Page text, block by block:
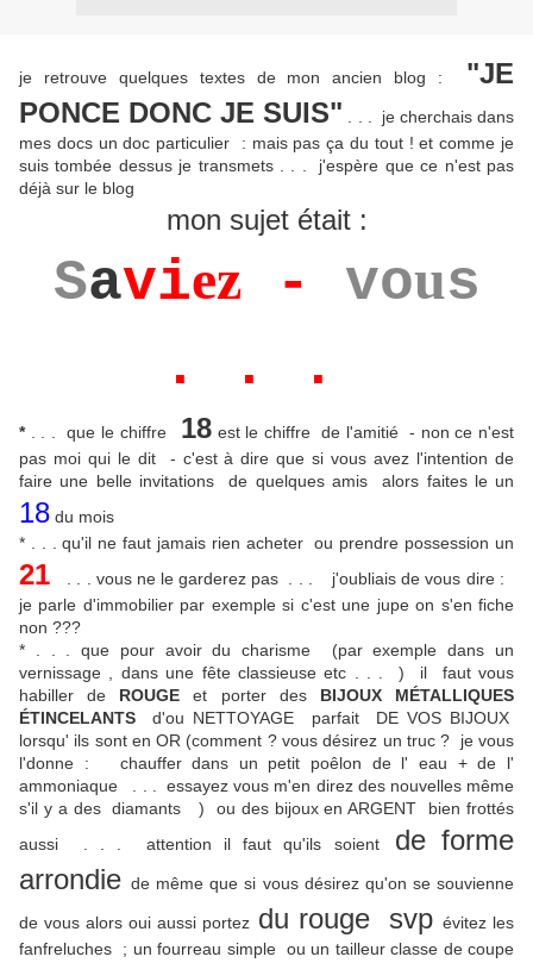
je retrouve quelques textes de mon ancien blog : "JE
PONCE DONC JE SUIS" . . . je cherchais dans
mes docs un doc particulier : mais pas ça du tout ! et comme je
suis tombée dessus je transmets . . . j'espère que ce n'est pas
déjà sur le blog
mon sujet était :
Saviez- vous
. . .
* . . . que le chiffre 18est le chiffre de l'amitié - non ce n'est
pas moi qui le dit - c'est à dire que si vous avez l'intention de
faire une belle invitations de quelques amis alors faites le un
18 du mois
* . . . qu'il ne faut jamais rien acheter ou prendre possession un
21
. . . vous ne le garderez pas . . . j'oubliais de vous dire :
je parle d'immobilier par exemple si c'est une jupe on s'en fiche
non ???
* . . . que pour avoir du charisme (par exemple dans un
vernissage , dans une fête classieuse etc . . . ) il faut vous
habiller de ROUGE et porter des BIJOUX MÉTALLIQUES
ÉTINCELANTS
d'ou NETTOYAGE parfait DE VOS BIJOUX
lorsqu' ils sont en OR (comment ? vous désirez un truc ? je vous
l'donne : chauffer dans un petit poêlon de l' eau + de l'
ammoniaque . . . essayez vous m'en direz des nouvelles même
s'il y a des diamants ) ou des bijoux en ARGENT bien frottés
aussi . . . attention il faut qu'ils soientde forme
arrondiede même que si vous désirez qu'on se souvienne
de vous alors oui aussi portezdu rouge svpévitez les
fanfreluches ; un fourreau simple ou un tailleur classe de coupe